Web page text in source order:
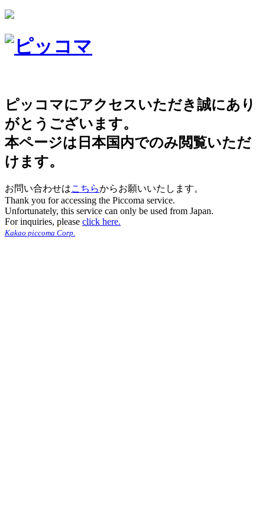
ピッコマにアクセスいただき誠にあり
がとうございます。
本ページは日本国内でのみ閲覧いただ
けます。
お問い合わせはこちらからお願いいたします。
Thank you for accessing the Piccoma service.
Unfortunately, this service can only be used from Japan.
For inquiries, please click here.
Kakao piccoma Corp.